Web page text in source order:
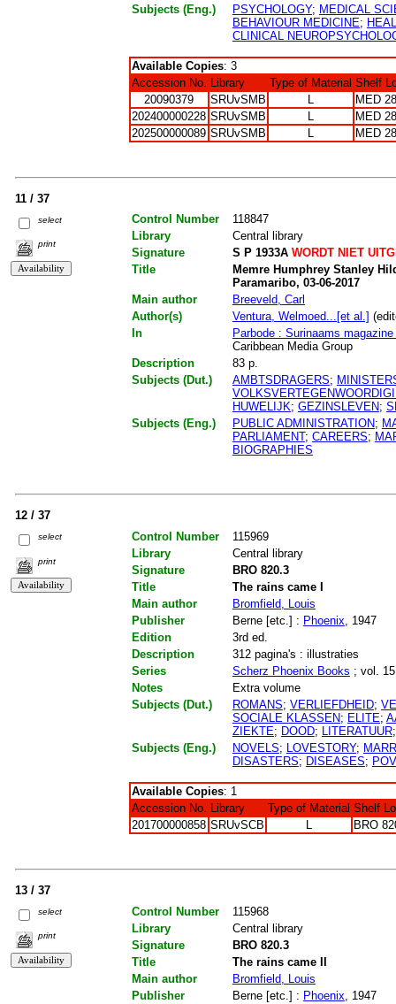
Subjects (Eng.)
PSYCHOLOGY; MEDICAL
BEHAVIOUR MEDICINE;
CLINICAL
Available Copies: 3
Accession No. Library Type of Material Shelf
20090379
SRUvSMB L
MED
202400000228 SRUvSMB L
MED
202500000089 SRUvSMB L MED
11 / 37
select
print
Control Number
118847
Library
Central library
Signature
S P 1933AWORDT NIET
Title
Memre Humphrey Stanley
Paramaribo, 03-06-2017
Main author
Breeveld, Carl
Author(s)
Ventura, Welmoed...[et al.]
In
Parbode : Surinaams magazine
Caribbean Media Group
Description
83 p.
Subjects (Dut.)
AMBTSDRAGERS;
HUWELIJK; GEZINSLEVEN;
Subjects (Eng.)
PUBLIC ADMINISTRATION;
PARLIAMENT; CAREERS;
BIOGRAPHIES
12 / 37
select
print
Control Number
115969
Library
Central library
Signature
BRO 820.3
Title
The rains came I
Main author
Bromfield, Louis
Publisher
Berne [etc.] : Phoenix, 1947
Edition
3rd ed.
Description
312 pagina's : illustraties
Series
Scherz Phoenix Books ; vol. 15
Notes
Extra volume
Subjects (Dut.)
ROMANS; VERLIEFDHEID;
SOCIALE KLASSEN; ELITE;
ZIEKTE; DOOD; LITERATUUR
Subjects (Eng.)
NOVELS; LOVESTORY;
DISASTERS; DISEASES;
Available Copies: 1
Accession No. Library Type of Material Shelf
201700000858 SRUvSCB L BRO
13 / 37
select
print
Control Number
115968
Library
Central library
Signature
BRO 820.3
Title
The rains came II
Main author
Bromfield, Louis
Publisher
Berne [etc.] : Phoenix , 1947